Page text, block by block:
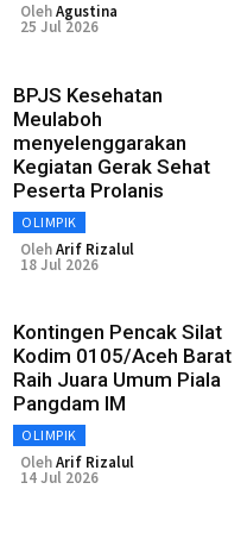
OlehAgustina
25 Jul 2026
BPJS Kesehatan
Meulaboh
menyelenggarakan
Kegiatan Gerak Sehat
Peserta Prolanis
OLIMPIK
OlehArif Rizalul
18 Jul 2026
Kontingen Pencak Silat
Kodim 0105/Aceh Barat
Raih Juara Umum Piala
Pangdam IM
OLIMPIK
OlehArif Rizalul
14 Jul 2026